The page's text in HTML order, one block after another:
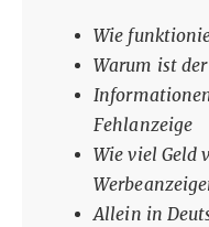
Wie
Warum ist
Fehlanzeige
Wie viel Geld
Allein in